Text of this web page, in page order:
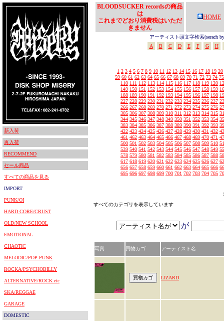
新入荷
再入荷
RECOMMEND
セール商品
すべての商品を見る
IMPORT
PUNK/OI
HARD CORE/CRUST
OLD/NEW SCHOOL
EMOTIONAL
CHAOTIC
MELODIC/POP PUNK
ROCKA/PSYCHOBILLY
ALTERNATIVE/ROCK etc
SKA/REGGAE
GARAGE
DOMESTIC
BLOODSUCKER recordsの商品
は
これまでどおり消費税はいただ
きません
HOME
アーティスト頭文字検索(serach
A
B C D E F G H
1 2 3 4 5 6 7 8 9 10 11 12 13 14 15 16 17 18 19 20
59 60 61 62 63 64 65 66 67 68 69 70 71 72 73 74 75
110 111 112 113 114 115 116 117 118 119 120
149 150 151 152 153 154 155 156 157 158 159
188 189 190 191 192 193 194 195 196 197 198
227 228 229 230 231 232 233 234 235 236 237
266 267 268 269 270 271 272 273 274 275 276
305 306 307 308 309 310 311 312 313 314 315
344 345 346 347 348 349 350 351 352 353 354
383 384 385 386 387 388 389 390 391 392 393
422 423 424 425 426 427 428 429 430 431 432
461 462 463 464 465 466 467 468 469 470 471
500 501 502 503 504 505 506 507 508 509 510
539 540 541 542 543 544 545 546 547 548 549
578 579 580 581 582 583 584 585 586 587 588
617 618 619 620 621 622 623 624 625 626 627
656 657 658 659 660 661 662 663 664 665 666
695 696 697 698 699 700 701 702 703 704 705
すべてのカテゴリを表示しています
が
写真 買物カゴ アーティスト名
LIZARD